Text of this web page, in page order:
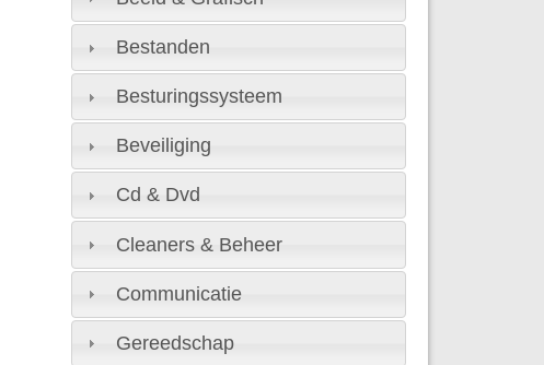
Bestanden
Besturingssysteem
Beveiliging
Cd & Dvd
Cleaners & Beheer
Communicatie
Gereedschap